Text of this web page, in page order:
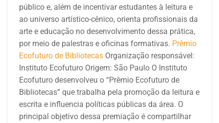
público e, além de incentivar estudantes à leitura e
ao universo artístico-cênico, orienta profissionais da
arte e educação no desenvolvimento dessa prática,
por meio de palestras e oficinas formativas. Prêmio
Ecofuturo de Bibliotecas Organização responsável:
Instituto Ecofuturo Origem: São Paulo O Instituto
Ecofuturo desenvolveu o “Prêmio Ecofuturo de
Bibliotecas” que trabalha pela promoção da leitura e
escrita e influencia políticas públicas da área. O
principal objetivo dessa premiação é compartilhar